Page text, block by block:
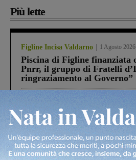
Più lette
Figline Incisa Valdarno 1 Agosto 2026
Piscina di Figline finanziata
Pnrr, il gruppo di Fratelli
ringraziamento al Governo”
Un anno fa la strage in A1
Gianni, Giulia e Franco. Lo
processo, lo stop ai sorpassi
Cronaca 3 Agosto 2026